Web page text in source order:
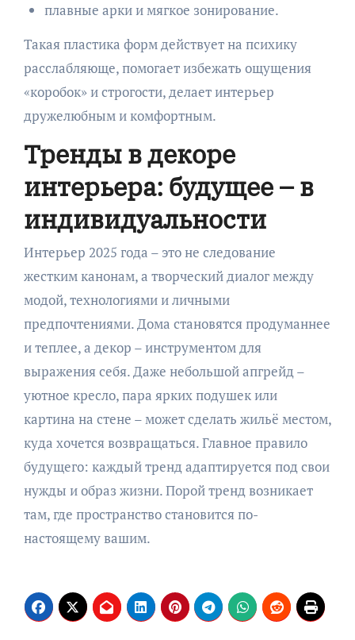
плавные арки и мягкое зонирование.
Такая пластика форм действует на психику
расслабляюще, помогает избежать ощущения
«коробок» и строгости, делает интерьер
дружелюбным и комфортным.
Тренды в декоре
интерьера: будущее – в
индивидуальности
Интерьер 2025 года – это не следование
жестким канонам, а творческий диалог между
модой, технологиями и личными
предпочтениями. Дома становятся продуманнее
и теплее, а декор – инструментом для
выражения себя. Даже небольшой апгрейд –
уютное кресло, пара ярких подушек или
картина на стене – может сделать жильё местом,
куда хочется возвращаться. Главное правило
будущего: каждый тренд адаптируется под свои
нужды и образ жизни. Порой тренд возникает
там, где пространство становится по-
настоящему вашим.